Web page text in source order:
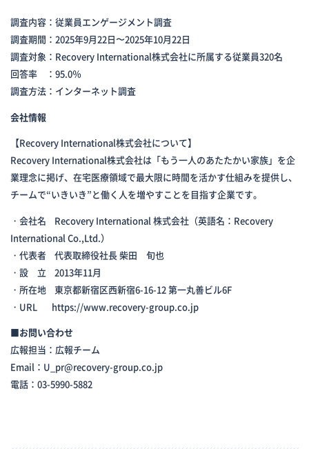
調査内容：従業員エンゲージメント調査
調査期間：2025年9月22日〜2025年10月22日
調査対象：Recovery International株式会社に所属する従業員320名
回答率 ：95.0％
調査方法：インターネット調査
会社情報
【Recovery International株式会社について】
Recovery International株式会社は「もう一人のあたたかい家族」を企
業理念に掲げ、在宅医療領域で最大限に時間を活かす仕組みを提供し、
チームで“いきいき”と働く人を増やすことを目指す企業です。
・会社名 Recovery International 株式会社（英語名：Recovery
International Co.,Ltd.）
・代表者 代表取締役社長 柴田 旬也
・設 立 2013年11月
・所在地 東京都新宿区西新宿6-16-12 第一丸善ビル6F
・URL https://www.recovery-group.co.jp
■お問い合わせ
広報担当：広報チーム
Email：U_pr@recovery-group.co.jp
電話：03-5990-5882